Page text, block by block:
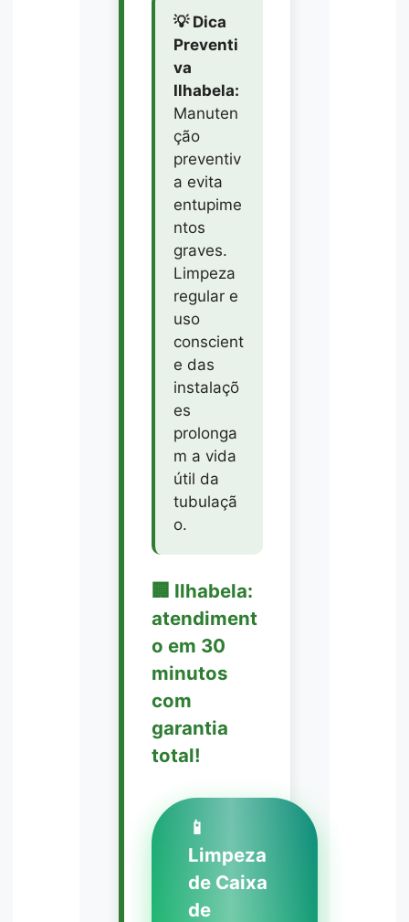
💡 Dica
Preventi
va
Ilhabela:
Manuten
ção
preventiv
a evita
entupime
ntos
graves.
Limpeza
regular e
uso
conscient
e das
instalaçõ
es
prolonga
m a vida
útil da
tubulaçã
o.
🏢 Ilhabela:
atendiment
o em 30
minutos
com
garantia
total!
📱
Limpeza
de Caixa
de